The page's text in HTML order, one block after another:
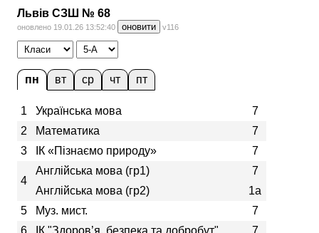
Львів СЗШ № 68
оновлено 19.01.26 13:52:40 оновити v116
пн вт ср чт пт
1 Українська мова
7
2
Математика
7
3
ІК «Пізнаємо природу» 7
4
Англійська мова (гр1)
7
Англійська мова (гр2)
1а
5
Муз. мист.
7
6
ІК "Здоров’я, безпека та добробут" 7